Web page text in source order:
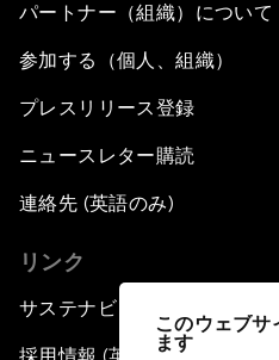
このウェブ
ます
パートナー（組織）について
参加する（個人、組織）
プレスリリース登録
ニュースレター購読
連絡先 (英語のみ)
リンク
サステナビリティへの取り組